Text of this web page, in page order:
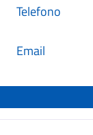
Telefono
Email